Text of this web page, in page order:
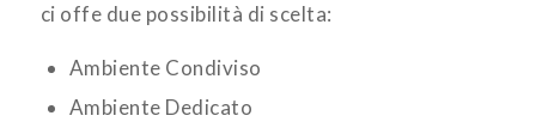
ci offe due possibilità di scelta:
Ambiente Condiviso
Ambiente Dedicato